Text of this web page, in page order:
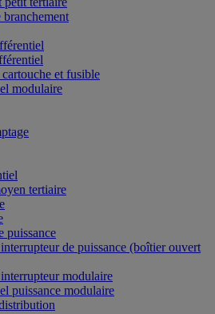
et fusible
modulaire
tertiaire
puissance
de puissance (boîtier ouvert
modulaire
puissance modulaire